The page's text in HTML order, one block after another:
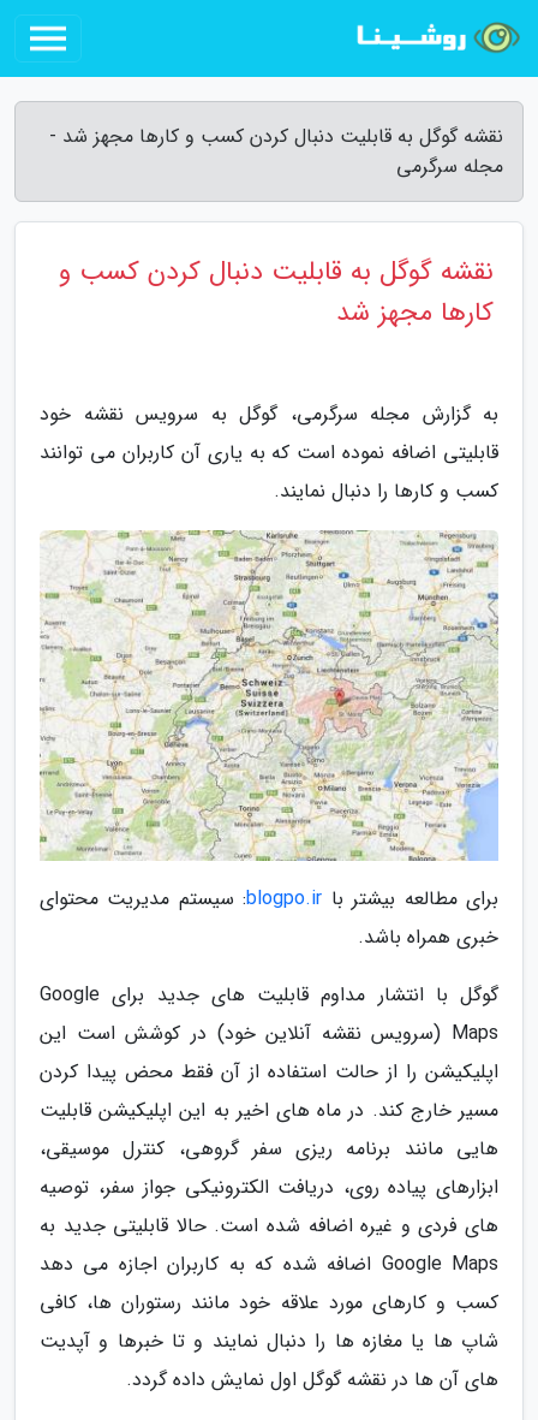
نقشه گوگل به قابلیت دنبال کردن کسب و کارها مجهز شد -
مجله سرگرمی
نقشه گوگل به قابلیت دنبال کردن کسب و
کارها مجهز شد
به گزارش مجله سرگرمی، گوگل به سرویس نقشه خود
قابلیتی اضافه نموده است که به یاری آن کاربران می توانند
کسب و کارها را دنبال نمایند.
برای مطالعه بیشتر با blogpo.ir: سیستم مدیریت محتوای
خبری همراه باشد.
گوگل با انتشار مداوم قابلیت های جدید برای Google
Maps (سرویس نقشه آنلاین خود) در کوشش است این
اپلیکیشن را از حالت استفاده از آن فقط محض پیدا کردن
مسیر خارج کند. در ماه های اخیر به این اپلیکیشن قابلیت
هایی مانند برنامه ریزی سفر گروهی، کنترل موسیقی،
ابزارهای پیاده روی، دریافت الکترونیکی جواز سفر، توصیه
های فردی و غیره اضافه شده است. حالا قابلیتی جدید به
Google Maps اضافه شده که به کاربران اجازه می دهد
کسب و کارهای مورد علاقه خود مانند رستوران ها، کافی
شاپ ها یا مغازه ها را دنبال نمایند و تا خبرها و آپدیت
های آن ها در نقشه گوگل اول نمایش داده گردد.